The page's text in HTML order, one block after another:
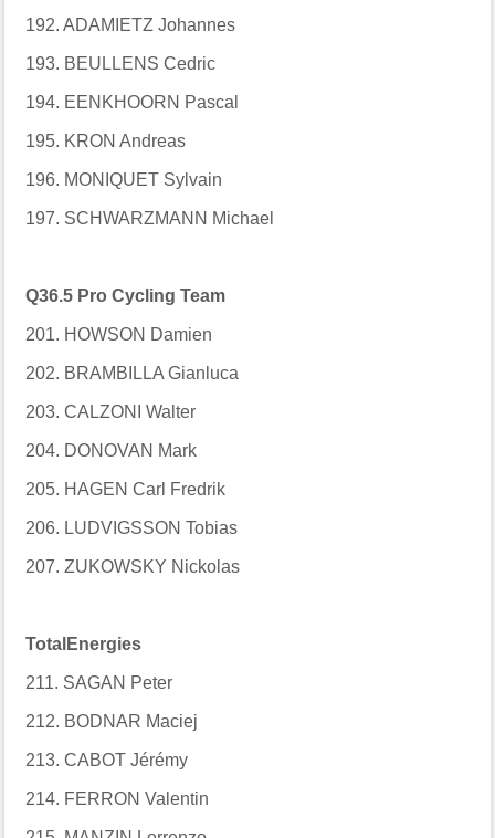
192. ADAMIETZ Johannes
193. BEULLENS Cedric
194. EENKHOORN Pascal
195. KRON Andreas
196. MONIQUET Sylvain
197. SCHWARZMANN Michael
Q36.5 Pro Cycling Team
201. HOWSON Damien
202. BRAMBILLA Gianluca
203. CALZONI Walter
204. DONOVAN Mark
205. HAGEN Carl Fredrik
206. LUDVIGSSON Tobias
207. ZUKOWSKY Nickolas
TotalEnergies
211. SAGAN Peter
212. BODNAR Maciej
213. CABOT Jérémy
214. FERRON Valentin